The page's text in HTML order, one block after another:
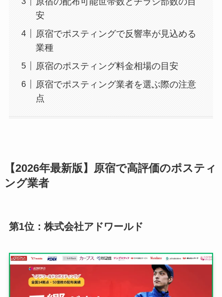
安
原宿でポスティングで反響率が見込める
業種
原宿のポスティング料金相場の目安
原宿でポスティング業者を選ぶ際の注意
点
【2026年最新版】原宿で高評価のポスティ
ング業者
第1位：株式会社アドワールド